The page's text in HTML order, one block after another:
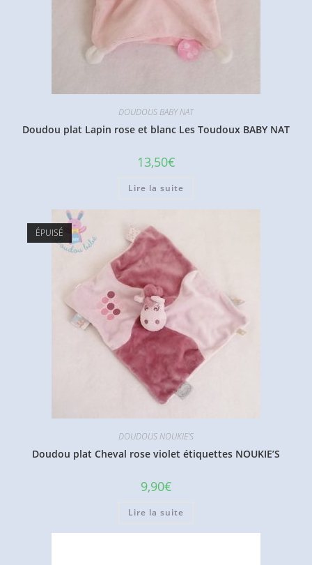
DOUDOUS BABY NAT
Doudou plat Lapin rose et blanc Les Toudoux BABY NAT
13,50€
Lire la suite
ÉPUISÉ
DOUDOUS NOUKIE'S
Doudou plat Cheval rose violet étiquettes NOUKIE’S
9,90€
Lire la suite